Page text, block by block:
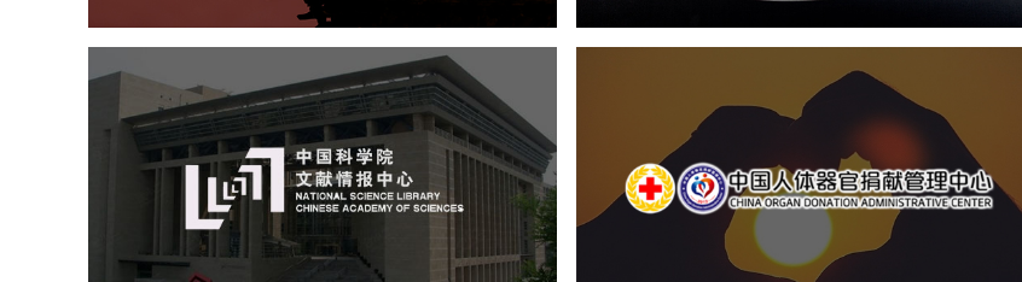
中国科学院文献情报中心
机构组织 网站建设
虚拟展厅
博物馆展厅设计
数字博物馆建设
展厅空间设计
北京展厅设计
产品展厅设计
中国人体器官捐献管理中心
国企 品牌官网
网站设计